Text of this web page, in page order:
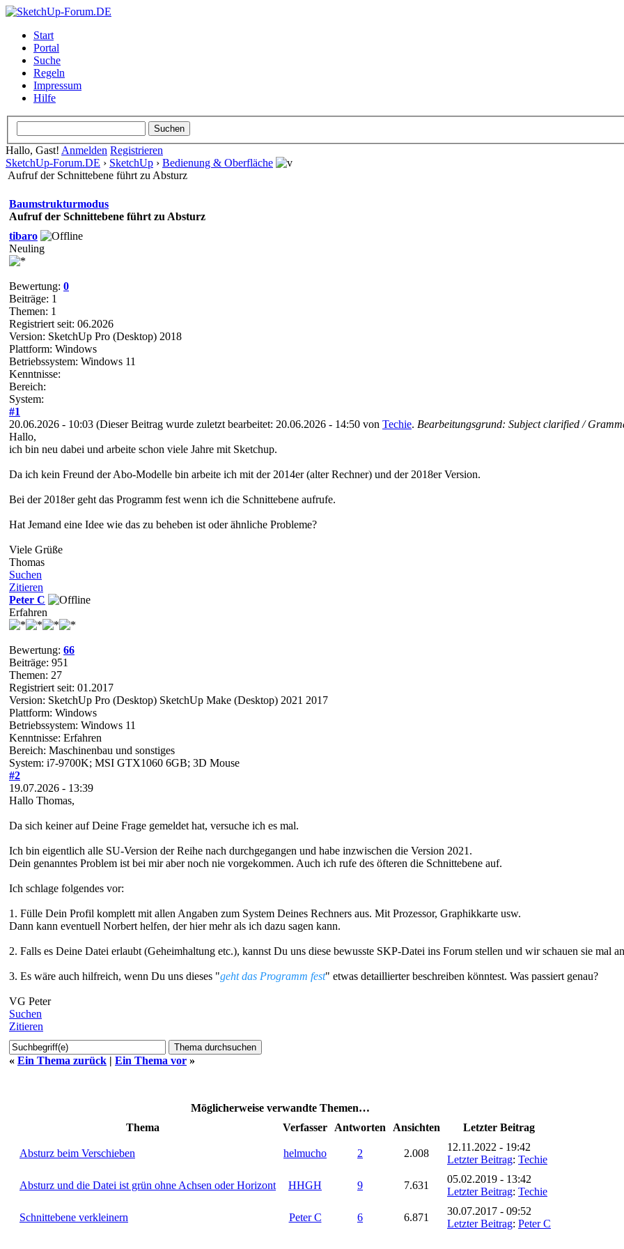
Start
Portal
Suche
Regeln
Impressum
Hilfe
Hallo, Gast! Anmelden Registrieren
SketchUp-Forum.DE › SketchUp › Bedienung & Oberfläche
Aufruf der Schnittebene führt zu Absturz
Baumstrukturmodus
Aufruf der Schnittebene führt zu Absturz
tibaro
Neuling
Bewertung: 0
Beiträge: 1
Themen: 1
Registriert seit: 06.2026
Version: SketchUp Pro (Desktop) 2018
Plattform: Windows
Betriebssystem: Windows 11
Kenntnisse:
Bereich:
System:
#1
20.06.2026 - 10:03 (Dieser Beitrag wurde zuletzt bearbeitet: 20.06.2026 - 14:50 von Techie. Bearbeitungsgrund: Subject clarified /
Hallo,
ich bin neu dabei und arbeite schon viele Jahre mit Sketchup.
Da ich kein Freund der Abo-Modelle bin arbeite ich mit der 2014er (alter Rechner) und der 2018er Version.
Bei der 2018er geht das Programm fest wenn ich die Schnittebene aufrufe.
Hat Jemand eine Idee wie das zu beheben ist oder ähnliche Probleme?
Viele Grüße
Thomas
Suchen
Zitieren
Peter C
Erfahren
Bewertung: 66
Beiträge: 951
Themen: 27
Registriert seit: 01.2017
Version: SketchUp Pro (Desktop) SketchUp Make (Desktop) 2021 2017
Plattform: Windows
Betriebssystem: Windows 11
Kenntnisse: Erfahren
Bereich: Maschinenbau und sonstiges
System: i7-9700K; MSI GTX1060 6GB; 3D Mouse
#2
19.07.2026 - 13:39
Hallo Thomas,
Da sich keiner auf Deine Frage gemeldet hat, versuche ich es mal.
Ich bin eigentlich alle SU-Version der Reihe nach durchgegangen und habe inzwischen die Version 2021.
Dein genanntes Problem ist bei mir aber noch nie vorgekommen. Auch ich rufe des öfteren die Schnittebene auf.
Ich schlage folgendes vor:
1. Fülle Dein Profil komplett mit allen Angaben zum System Deines Rechners aus. Mit Prozessor, Graphikkarte usw.
Dann kann eventuell Norbert helfen, der hier mehr als ich dazu sagen kann.
2. Falls es Deine Datei erlaubt (Geheimhaltung etc.), kannst Du uns diese bewusste SKP-Datei ins Forum stellen und wir schauen sie mal
3. Es wäre auch hilfreich, wenn Du uns dieses "geht das Programm fest" etwas detaillierter beschreiben könntest. Was passiert genau?
VG Peter
Suchen
Zitieren
« Ein Thema zurück | Ein Thema vor »
Möglicherweise verwandte Themen…
Thema
Verfasser Antworten Ansichten Letzter Beitrag
Absturz beim Verschieben helmucho 2 2.008
12.11.2022 - 19:42
Letzter Beitrag: Techie
Absturz und die Datei ist grün ohne Achsen oder Horizont HHGH 9 7.631
05.02.2019 - 13:42
Letzter Beitrag: Techie
Schnittebene verkleinern Peter C 6 6.871
30.07.2017 - 09:52
Letzter Beitrag: Peter C